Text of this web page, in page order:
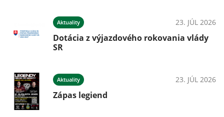
Aktuality 23. JÚL 2026
Dotácia z výjazdového rokovania vlády
SR
Aktuality 23. JÚL 2026
Zápas legiend